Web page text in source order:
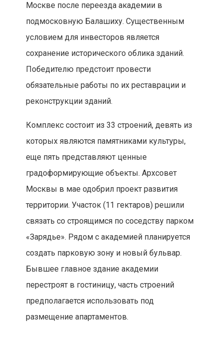
Москве после переезда академии в
подмосковную Балашиху. Существенным
условием для инвесторов является
сохранение исторического облика зданий.
Победителю предстоит провести
обязательные работы по их реставрации и
реконструкции зданий.
Комплекс состоит из 33 строений, девять из
которых являются памятниками культуры,
еще пять представляют ценные
градоформирующие объекты. Архсовет
Москвы в мае одобрил проект развития
территории. Участок (11 гектаров) решили
связать со строящимся по соседству парком
«Зарядье». Рядом с академией планируется
создать парковую зону и новый бульвар.
Бывшее главное здание академии
перестроят в гостиницу, часть строений
предполагается использовать под
размещение апартаментов.